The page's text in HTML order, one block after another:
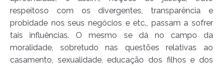
respeitoso com os divergentes, transparência e
probidade nos seus negócios e etc., passam a sofrer
tais influências. O mesmo se dá no campo da
moralidade, sobretudo nas questões relativas ao
casamento, sexualidade, educação dos filhos e dos